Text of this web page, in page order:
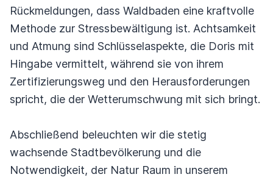
Rückmeldungen, dass Waldbaden eine kraftvolle
Methode zur Stressbewältigung ist. Achtsamkeit
und Atmung sind Schlüsselaspekte, die Doris mit
Hingabe vermittelt, während sie von ihrem
Zertifizierungsweg und den Herausforderungen
spricht, die der Wetterumschwung mit sich bringt.
Abschließend beleuchten wir die stetig
wachsende Stadtbevölkerung und die
Notwendigkeit, der Natur Raum in unserem